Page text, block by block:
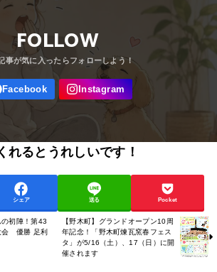
FOLLOW
れるとうれしいです！
シェア 送る Pocket
の初陣！第43
会 優勝 足利
【野木町】グランドオープン10周
年記念！「野木町煉瓦窯春フェス
タ」が5/16（土）、17（日）に開
催されます